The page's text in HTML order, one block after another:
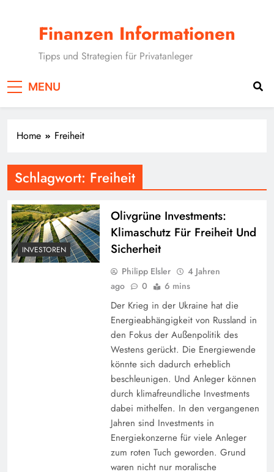
Finanzen Informationen
Tipps und Strategien für Privatanleger
MENU
Home Freiheit
Schlagwort: Freiheit
INVESTOREN
Olivgrüne Investments:
Klimaschutz Für Freiheit Und
Sicherheit
Philipp Elsler
4 Jahren
ago
0 6 mins
Der Krieg in der Ukraine hat die
Energieabhängigkeit von Russland in
den Fokus der Außenpolitik des
Westens gerückt. Die Energiewende
könnte sich dadurch erheblich
beschleunigen. Und Anleger können
durch klimafreundliche Investments
dabei mithelfen. In den vergangenen
Jahren sind Investments in
Energiekonzerne für viele Anleger
zum roten Tuch geworden. Grund
waren nicht nur moralische